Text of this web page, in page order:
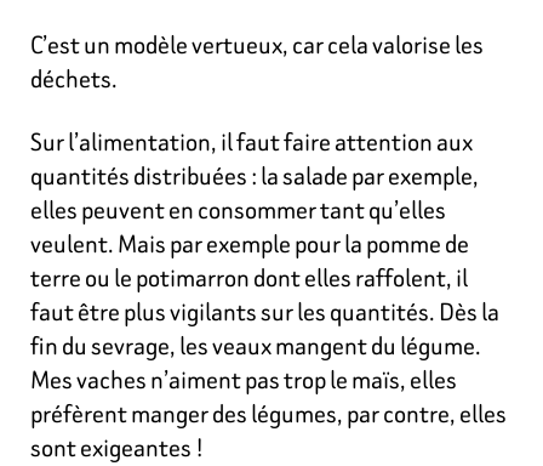
C’est un modèle vertueux, car cela valorise les
déchets.
Sur l’alimentation, il faut faire attention aux
quantités distribuées : la salade par exemple,
elles peuvent en consommer tant qu’elles
veulent. Mais par exemple pour la pomme de
terre ou le potimarron dont elles raffolent, il
faut être plus vigilants sur les quantités. Dès la
fin du sevrage, les veaux mangent du légume.
Mes vaches n’aiment pas trop le maïs, elles
préfèrent manger des légumes, par contre, elles
sont exigeantes !